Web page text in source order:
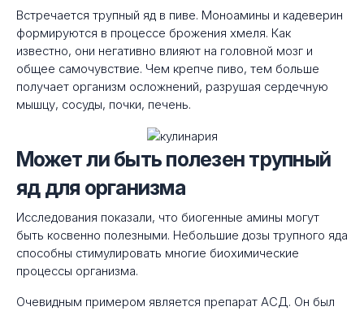
Встречается трупный яд в пиве. Моноамины и кадеверин
формируются в процессе брожения хмеля. Как
известно, они негативно влияют на головной мозг и
общее самочувствие. Чем крепче пиво, тем больше
получает организм осложнений, разрушая сердечную
мышцу, сосуды, почки, печень.
Может ли быть полезен трупный
яд для организма
Исследования показали, что биогенные амины могут
быть косвенно полезными. Небольшие дозы трупного яда
способны стимулировать многие биохимические
процессы организма.
Очевидным примером является препарат АСД. Он был